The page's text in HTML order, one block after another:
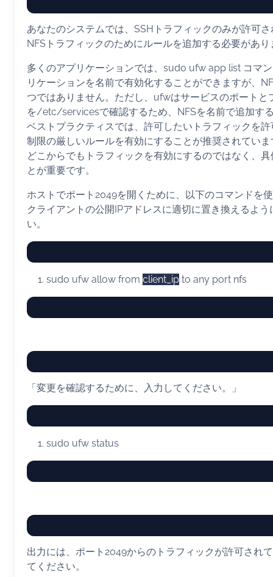
あなたのシステムでは、SSHトラフィックのみが許可
NFSトラフィックのためにルールを追加する必要があり
多くのアプリケーションでは、sudo ufw app list コマ
リケーションを名前で有効化することができますが、
つではありません。ただし、ufwはサービスのポートと
を/etc/servicesで確認するため、NFSを名前で追加す
ベストプラクティスでは、許可したいトラフィックを
制限の厳しいルールを有効にすることが推奨されてい
どこからでもトラフィックを有効にするのではなく、
とが重要です。
ホストでポート2049を開くために、以下のコマンドを
クライアントの公開IPアドレスに適切に置き換えるよ
い。
sudo ufw allow from client_ip to any port nfs
「変更を確認するために、入力してください。」
sudo ufw status
出力には、ポート2049からのトラフィックが許可され
てください。